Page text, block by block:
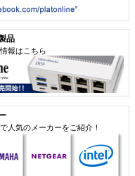
品
報はこちら
人気のメーカーをご紹介！